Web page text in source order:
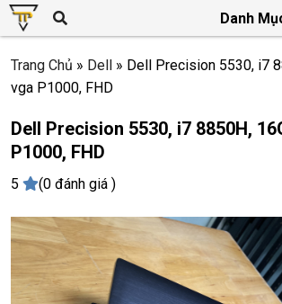
Danh
Trang Chủ » Dell » Dell Precision 5530, i7
vga P1000, FHD
Dell Precision 5530, i7 8850H,
P1000, FHD
5 (0 đánh giá )